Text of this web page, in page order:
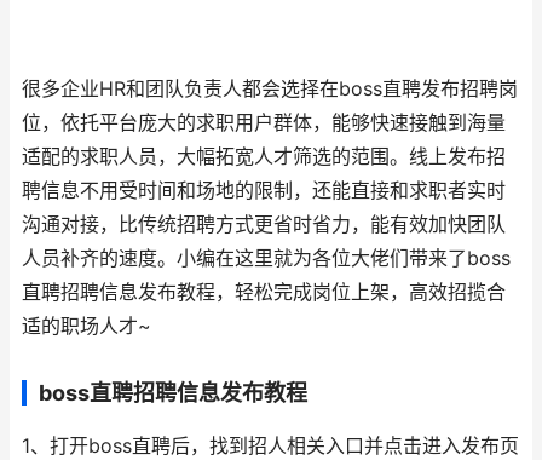
很多企业HR和团队负责人都会选择在boss直聘发布招聘岗
位，依托平台庞大的求职用户群体，能够快速接触到海量
适配的求职人员，大幅拓宽人才筛选的范围。线上发布招
聘信息不用受时间和场地的限制，还能直接和求职者实时
沟通对接，比传统招聘方式更省时省力，能有效加快团队
人员补齐的速度。小编在这里就为各位大佬们带来了boss
直聘招聘信息发布教程，轻松完成岗位上架，高效招揽合
适的职场人才~
boss直聘招聘信息发布教程
1、打开boss直聘后，找到招人相关入口并点击进入发布页